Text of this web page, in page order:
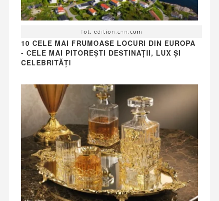
fot. edition.cnn.com
10 CELE MAI FRUMOASE LOCURI DIN EUROPA
- CELE MAI PITOREȘTI DESTINAȚII, LUX ȘI
CELEBRITĂȚI